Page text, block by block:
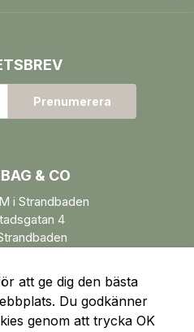
Prenumerera
& CO
i Strandbaden
4
att ge dig den bästa
Du godkänner
genom att trycka OK